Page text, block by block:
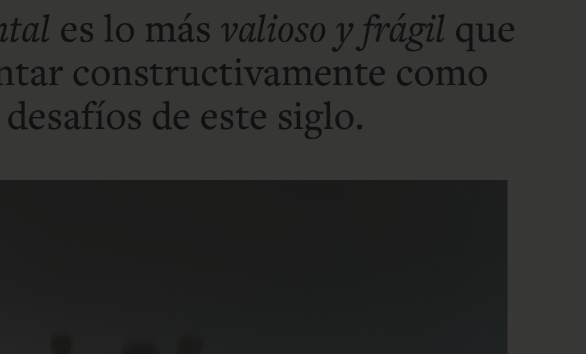
es lo más valioso y frágil que
constructivamente como
de este siglo.